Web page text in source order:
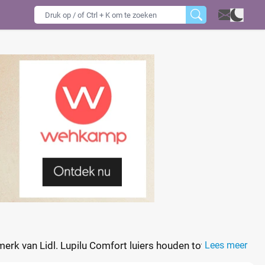
van Lidl. Lupilu Comfort luiers houden tot 8 uur
Lees meer